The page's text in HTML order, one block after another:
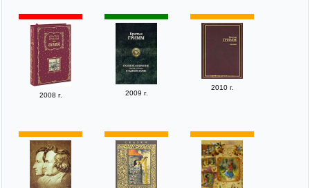
2008 г. 2009 г.
2010 г.